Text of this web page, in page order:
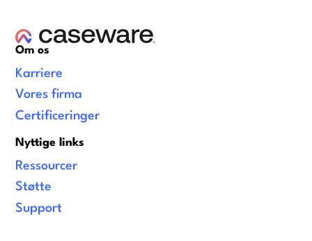
Om os
Karriere
Vores firma
Certificeringer
Nyttige links
Ressourcer
Støtte
Support